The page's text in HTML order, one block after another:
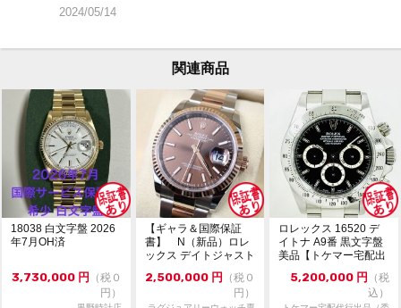
致します。
5/3～5/6はトケマー管理部門はお休みです。
2024/05/14
関連商品
18038 白文字盤 2026
年7月OH済
3,730,000 円
（税０
円）
【ギャラ＆国際保証
書】 N（新品）ロレ
ックス デイトジャスト
126231 36m...
2,500,000 円
（税０
円）
ロレックス 16520 デ
イトナ A9番 黒文字盤
美品【トケマー宅配出
5,200,000 円
（税
込）